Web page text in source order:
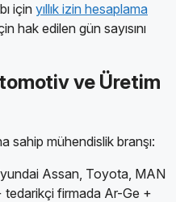
için yıllık izin hesaplama
hak edilen gün sayısını
ve Üretim
sahip mühendislik branşı:
Assan, Toyota, MAN
firmada Ar-Ge +